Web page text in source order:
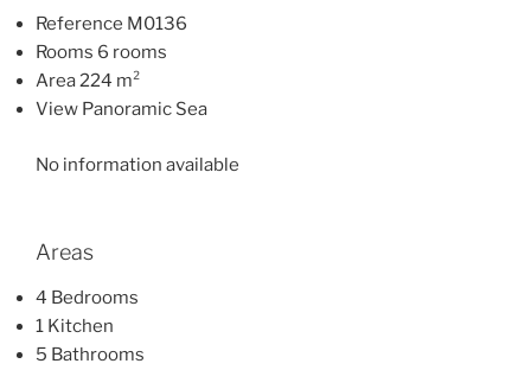
Reference M0136
Rooms 6 rooms
Area 224 m²
View Panoramic Sea
No information available
Areas
4 Bedrooms
1 Kitchen
5 Bathrooms